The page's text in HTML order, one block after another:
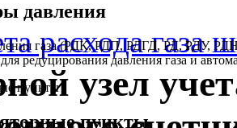
давления
газа (РДК, РДП, РДГД, РД, РДУ,
редуцирования давления газа и
пункты
пункты
расхода газа
узел